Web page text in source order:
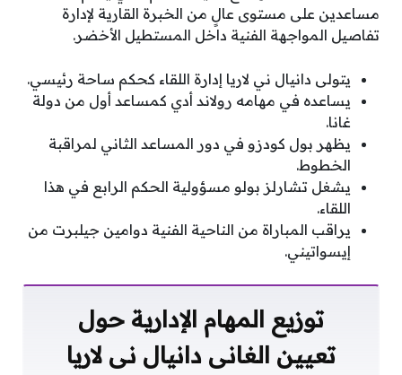
مساعدين على مستوى عالٍ من الخبرة القارية لإدارة
تفاصيل المواجهة الفنية داخل المستطيل الأخضر.
يتولى دانيال ني لاريا إدارة اللقاء كحكم ساحة رئيسي.
يساعده في مهامه رولاند أدي كمساعد أول من دولة
غانا.
يظهر بول كودزو في دور المساعد الثاني لمراقبة
الخطوط.
يشغل تشارلز بولو مسؤولية الحكم الرابع في هذا
اللقاء.
يراقب المباراة من الناحية الفنية دوامين جيلبرت من
إيسواتيني.
توزيع المهام الإدارية حول
تعيين الغانى دانيال نى لاريا